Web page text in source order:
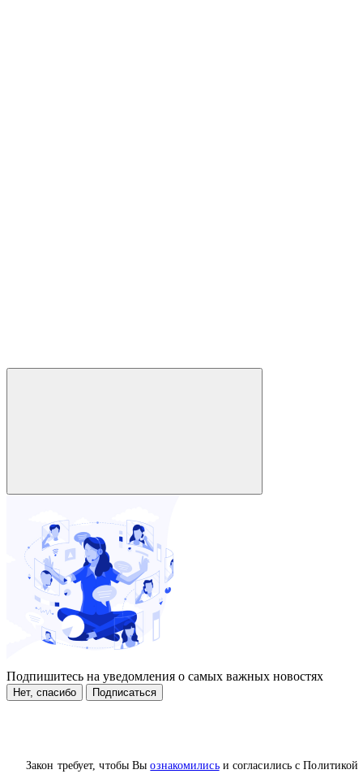
Закон требует, чтобы Выознакомилисьи согласились с Политикой
Подпишитесь на уведомления о самых важных новостях
Нет, спасибо Подписаться